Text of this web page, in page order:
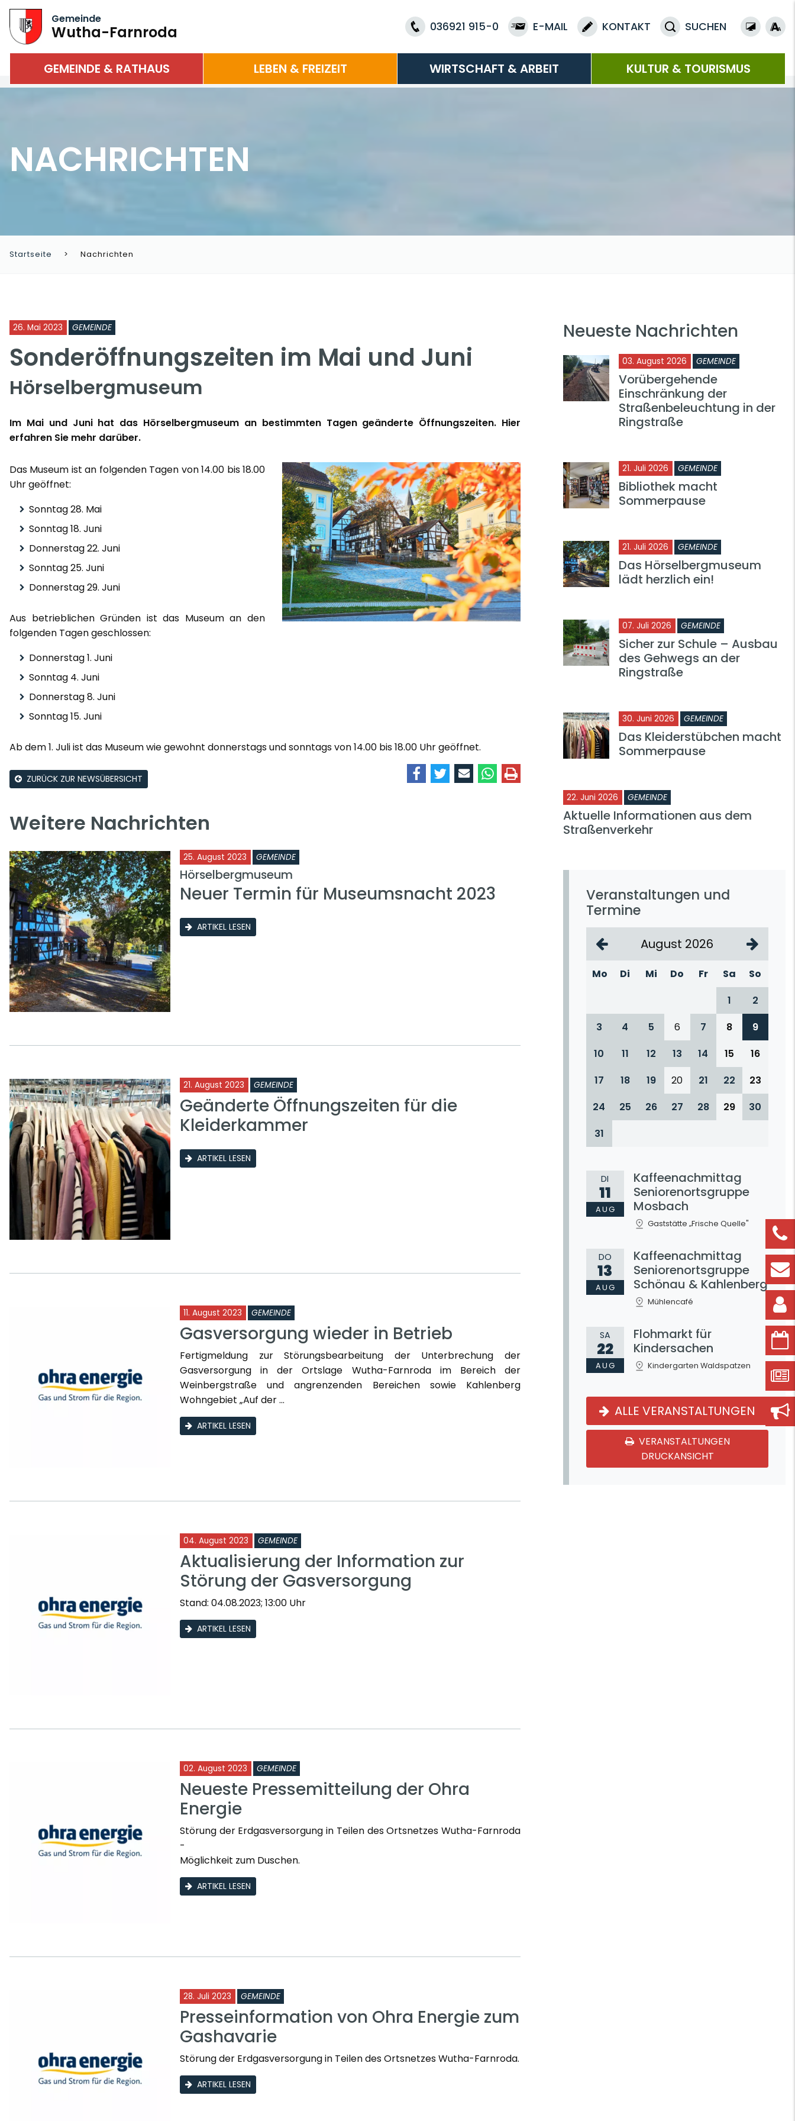
Gemeinde
Wutha-Farnroda 036921 915-0 E-MAIL KONTAKT SUCHEN
GEMEINDE & RATHAUS LEBEN & FREIZEIT WIRTSCHAFT & ARBEIT KULTUR & TOURISMUS
NACHRICHTEN
Startseite Nachrichten
26. Mai 2023 GEMEINDE
Sonderöffnungszeiten im Mai und Juni
Hörselbergmuseum
Im Mai und Juni hat das Hörselbergmuseum an bestimmten Tagen geänderte Öffnungszeiten. Hier
erfahren Sie mehr darüber.
Das Museum ist an folgenden Tagen von 14.00 bis 18.00
Uhr geöffnet:
Sonntag 28. Mai
Sonntag 18. Juni
Donnerstag 22. Juni
Sonntag 25. Juni
Donnerstag 29. Juni
Aus betrieblichen Gründen ist das Museum an den
folgenden Tagen geschlossen:
Donnerstag 1. Juni
Sonntag 4. Juni
Donnerstag 8. Juni
Sonntag 15. Juni
Ab dem 1. Juli ist das Museum wie gewohnt donnerstags und sonntags von 14.00 bis 18.00 Uhr geöffnet.
ZURÜCK ZUR NEWSÜBERSICHT
Weitere Nachrichten
25. August 2023 GEMEINDE
Hörselbergmuseum
Neuer Termin für Museumsnacht 2023
ARTIKEL LESEN
21. August 2023 GEMEINDE
Geänderte Öffnungszeiten für die
Kleiderkammer
ARTIKEL LESEN
11. August 2023 GEMEINDE
Gasversorgung wieder in Betrieb
Fertigmeldung zur Störungsbearbeitung der Unterbrechung der
Gasversorgung in der Ortslage Wutha-Farnroda im Bereich der
Weinbergstraße und angrenzenden Bereichen sowie Kahlenberg
Wohngebiet „Auf der ...
ARTIKEL LESEN
04. August 2023 GEMEINDE
Aktualisierung der Information zur
Störung der Gasversorgung
Stand: 04.08.2023; 13:00 Uhr
ARTIKEL LESEN
02. August 2023 GEMEINDE
Neueste Pressemitteilung der Ohra
Energie
Störung der Erdgasversorgung in Teilen des Ortsnetzes Wutha-Farnroda
-
Möglichkeit zum Duschen.
ARTIKEL LESEN
28. Juli 2023 GEMEINDE
Presseinformation von Ohra Energie zum
Gashavarie
Störung der Erdgasversorgung in Teilen des Ortsnetzes Wutha-Farnroda.
ARTIKEL LESEN
Neueste Nachrichten
03. August 2026 GEMEINDE
Vorübergehende
Einschränkung der
Straßenbeleuchtung in der
Ringstraße
21. Juli 2026 GEMEINDE
Bibliothek macht
Sommerpause
21. Juli 2026 GEMEINDE
Das Hörselbergmuseum
lädt herzlich ein!
07. Juli 2026 GEMEINDE
Sicher zur Schule – Ausbau
des Gehwegs an der
Ringstraße
30. Juni 2026 GEMEINDE
Das Kleiderstübchen macht
Sommerpause
22. Juni 2026 GEMEINDE
Aktuelle Informationen aus dem
Straßenverkehr
Veranstaltungen und
Termine
August 2026
Mo Di Mi Do Fr Sa
So
1
2
3
4 5 6 7 8
9
10
11 12 13 14 15
16
17
18 19 20 21 22
23
24
25 26 27 28 29
30
31
DI
11
AUG
Kaffeenachmittag
Seniorenortsgruppe
Mosbach
Gaststätte „Frische Quelle"
DO
13
AUG
Kaffeenachmittag
Seniorenortsgruppe
Schönau & Kahlenberg
Mühlencafé
SA
22
AUG
Flohmarkt für
Kindersachen
Kindergarten Waldspatzen
ALLE VERANSTALTUNGEN
VERANSTALTUNGEN
DRUCKANSICHT